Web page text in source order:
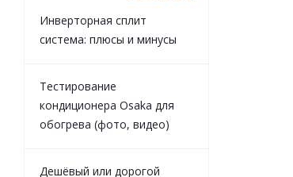
Инверторная сплит
система: плюсы и минусы
Тестирование
кондиционера Osaka для
обогрева (фото, видео)
Дешёвый или дорогой